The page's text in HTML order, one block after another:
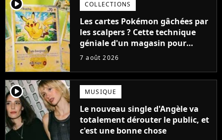
player2 COLLECTIONS
Les cartes Pokémon gâchées par
les scalpers ? Cette technique
géniale d'un magasin pour
ruiner les revendeurs
7 août 2026
player2 MUSIQUE
Le nouveau single d'Angèle va
totalement dérouter le public, et
c'est une bonne chose